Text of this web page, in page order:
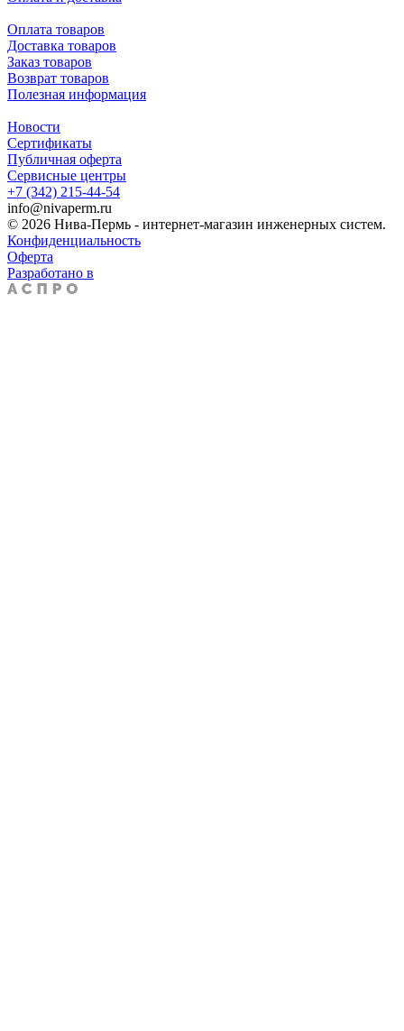
Оплата товаров
Доставка товаров
Заказ товаров
Возврат товаров
Полезная информация
Новости
Сертификаты
Публичная оферта
Сервисные центры
+7 (342) 215-44-54
info@nivaperm.ru
© 2026 Нива-Пермь - интернет-магазин инженерных систем.
Конфиденциальность
Оферта
Разработано в